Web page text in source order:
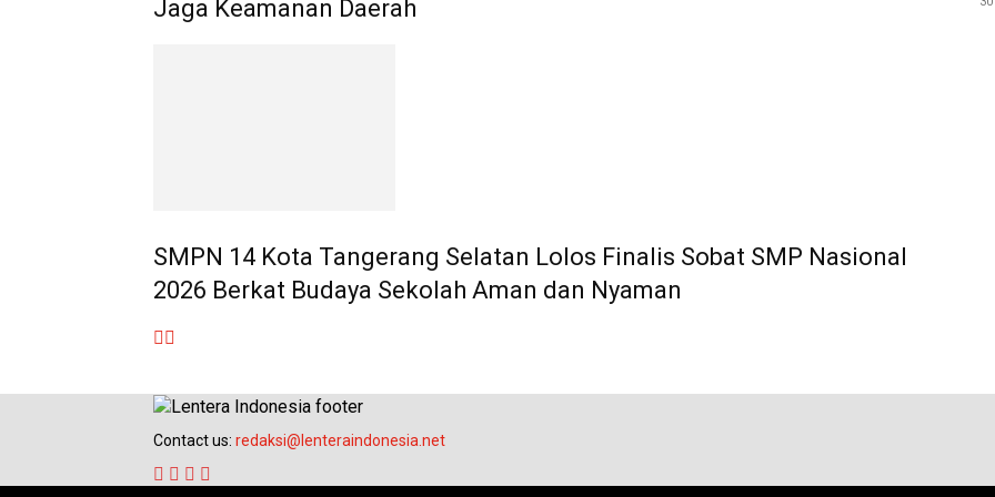
Jaga Keamanan Daerah
SMPN 14 Kota Tangerang Selatan Lolos Finalis Sobat SMP Nasional
2026 Berkat Budaya Sekolah Aman dan Nyaman
Contact us: redaksi@lenteraindonesia.net